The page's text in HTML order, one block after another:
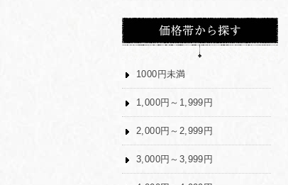
1000円未満
1,000円～1,999円
2,000円～2,999円
3,000円～3,999円